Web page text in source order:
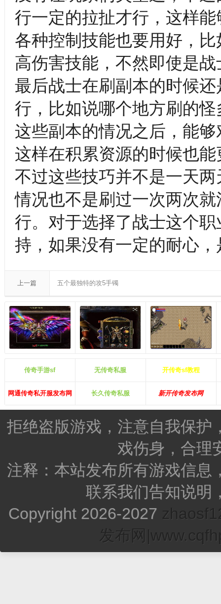
行一定的拉扯才行，这样
各种控制技能也要用好，
高伤害技能，不然即使是
最后战士在刷副本的时候
行，比如说哪个地方刷的
这些副本的情况之后，能
这样在积累资源的时候也
不过这些技巧并不是一天
情况也不是刷过一次两次
行。对于选择了战士这个
持，如果没有一定的耐心
上一篇 五个最独特的攻5手镯
传奇手游sf 无传奇私服 开传奇sf教程
网通传奇私开服发布网 长久传奇私服 新开传奇发布网
拒绝盗版游戏，注意自我保护
戏伤身，合理
注释：本站发布所有游戏信息
联系我们告知说明
Copyright 2026-2027
发布网